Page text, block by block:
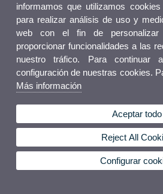
informamos que utilizamos
para realizar análisis de uso y
web con el fin de personalizar
proporcionar funcionalidades a las
nuestro tráfico. Para continuar
configuración de nuestras cookies.
Más información
Aceptar todo
Reject All
Configurar